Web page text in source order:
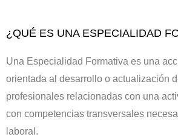
¿QUÉ ES UNA ESPECIALIDAD
Una Especialidad Formativa es una
orientada al desarrollo o actualización
profesionales relacionadas con una
con competencias transversales
laboral.